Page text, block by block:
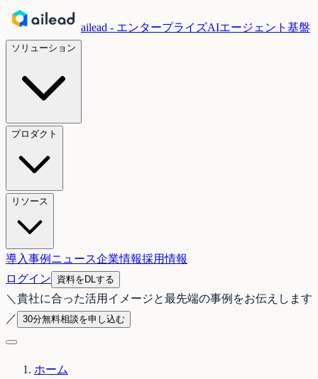
ailead - エンタープライズAIエージェント基盤
ソリューション
プロダクト
リソース
導入事例 ニュース企業情報採用情報
ログイン
資料をDLする
＼ 貴社に合った活用イメージと最先端の事例をお伝えします
／
30分無料相談を申し込む
ホーム